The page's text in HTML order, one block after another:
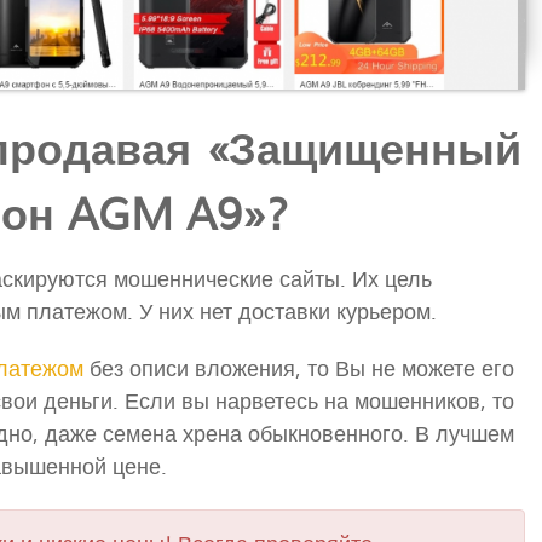
«Защищенный
AGM A9»?
мошеннические сайты. Их цель
платежом. У них нет доставки курьером.
без описи вложения, то Вы не можете его
деньги. Если вы нарветесь на мошенников, то
даже семена хрена обыкновенного. В лучшем
цене.